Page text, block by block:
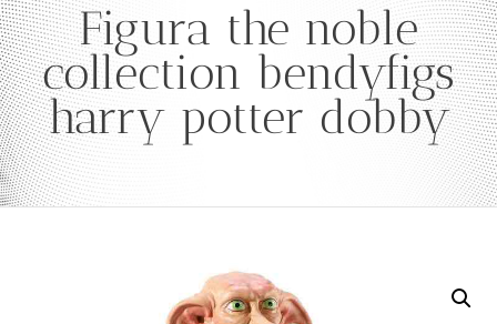
Figura the noble
collection bendyfigs
harry potter dobby